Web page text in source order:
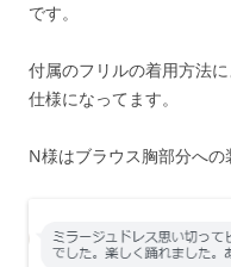
です。
付属のフリルの着用方法
仕様になってます。
N様はブラウス胸部分への